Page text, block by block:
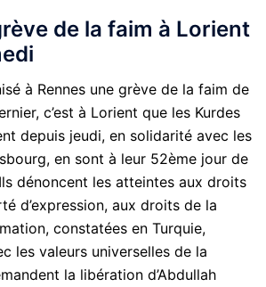
de la faim à Lorient
à Rennes une grève de la faim de
c’est à Lorient que les Kurdes
depuis jeudi, en solidarité avec les
en sont à leur 52ème jour de
dénoncent les atteintes aux droits
d’expression, aux droits de la
constatées en Turquie,
les valeurs universelles de la
la libération d’Abdullah